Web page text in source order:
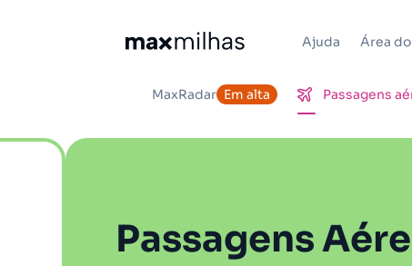
Ajuda Área
MaxRadar Em alta Passagens
Passagens